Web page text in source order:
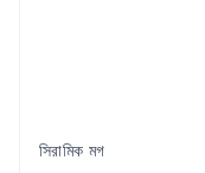
সিরামিক মগ